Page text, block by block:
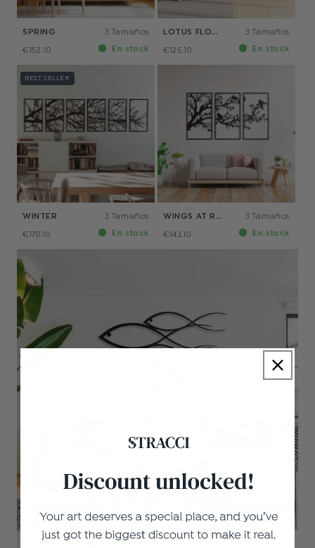
SPRING
€152.10
3 Tamaños
En stock
LOTUS FLOWER
€125.10
3 Tamaños
En stock
BEST SELLER
WINTER
€170.10
3 Tamaños
En stock
WINGS AT REST
€143.10
3 Tamaños
En stock
€116.10